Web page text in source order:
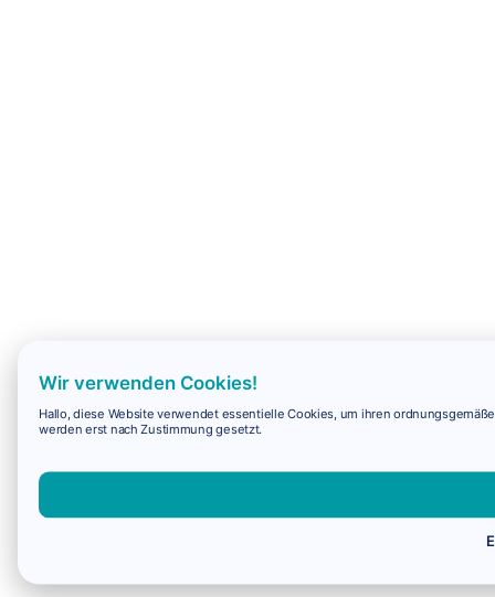
Wir verwenden Cookies!
Hallo, diese Website verwendet essentielle Cookies, um ihren
werden erst nach Zustimmung gesetzt.